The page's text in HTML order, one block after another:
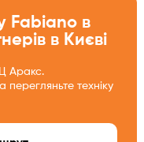
Fabiano в
в Києві
Аракс.
техніку